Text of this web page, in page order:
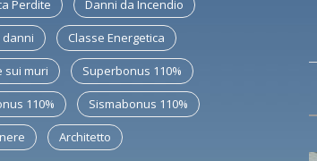
Perdite Danni da Incendio
danni Classe Energetica
sui muri Superbonus 110%
110% Sismabonus 110%
Architetto